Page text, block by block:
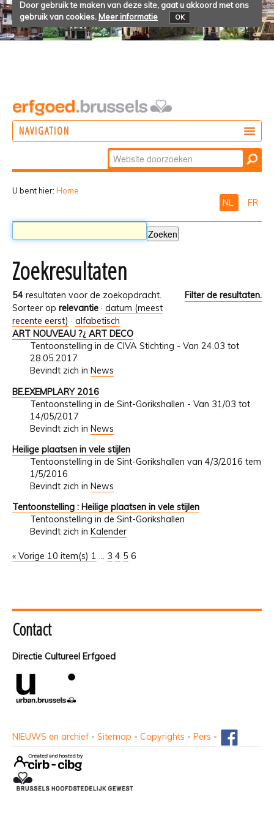
Door gebruik te maken van deze site, gaat u akkoord met ons
gebruik van cookies. Meer informatie OK
NAVIGATION
Zoek
Geavanceerd
U bent hier: Home
NL FR
Zoekresultaten
54 resultaten voor de zoekopdracht.
Filter de resultaten.
Sorteer op relevantie · datum (meest
recente eerst) · alfabetisch
ART NOUVEAU ?¿ ART DECO
Tentoonstelling in de CIVA Stichting - Van 24.03 tot
28.05.2017
Bevindt zich in News
BE.EXEMPLARY 2016
Tentoonstelling in de Sint-Gorikshallen - Van 31/03 tot
14/05/2017
Bevindt zich in News
Heilige plaatsen in vele stijlen
Tentoonstelling in de Sint-Gorikshallen van 4/3/2016 tem
1/5/2016
Bevindt zich in News
Tentoonstelling : Heilige plaatsen in vele stijlen
Tentoonstelling in de Sint-Gorikshallen
Bevindt zich in Kalender
« Vorige 10 item(s) 1 ... 3 4 5 6
Contact
Directie Cultureel Erfgoed
NIEUWS en archief - Sitemap - Copyrights - Pers -